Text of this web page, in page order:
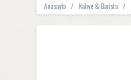
Anasayfa Kahve & Barista